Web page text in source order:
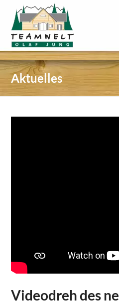
Aktuelles
Videodreh des